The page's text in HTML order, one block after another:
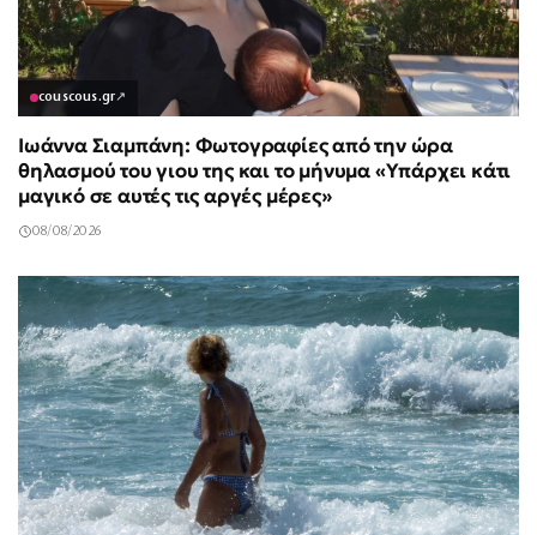
couscous.gr↗
Ιωάννα Σιαμπάνη: Φωτογραφίες από την ώρα
θηλασμού του γιου της και το μήνυμα «Υπάρχει κάτι
μαγικό σε αυτές τις αργές μέρες»
08/08/2026